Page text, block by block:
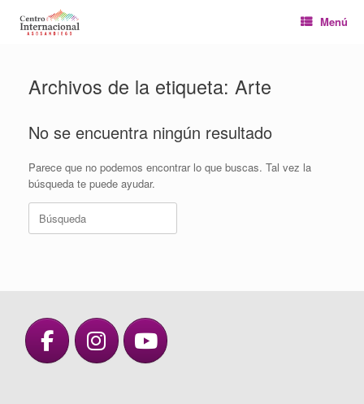
contenido
Menú
Archivos de la etiqueta: Arte
No se encuentra ningún resultado
Parece que no podemos encontrar lo que buscas. Tal vez la
búsqueda te puede ayudar.
Buscar: